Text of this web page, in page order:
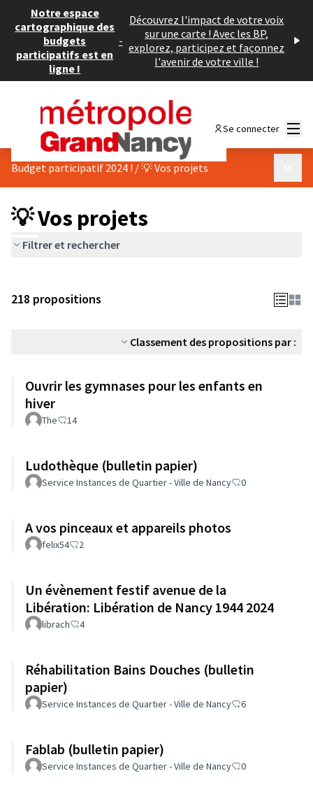
Notre espace
cartographique des
budgets
participatifs est en
ligne !
-
Découvrez l'impact de votre voix
sur une carte ! Avec les BP,
explorez, participez et façonnez
l'avenir de votre ville !
Se connecter
Budget participatif 2024 ! /💡 Vos projets
💡 Vos projets
Filtrer et rechercher
218 propositions
Classement des propositions par :
Ouvrir les gymnases pour les enfants en
hiver
The 14
Ludothèque (bulletin papier)
Service Instances de Quartier - Ville de Nancy 0
A vos pinceaux et appareils photos
felix54 2
Un évènement festif avenue de la
Libération: Libération de Nancy 1944 2024
librach 4
Réhabilitation Bains Douches (bulletin
papier)
Service Instances de Quartier - Ville de Nancy 6
Fablab (bulletin papier)
Service Instances de Quartier - Ville de Nancy 0